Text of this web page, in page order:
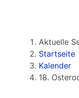
Aktuelle
Startseite
Kalender
18.